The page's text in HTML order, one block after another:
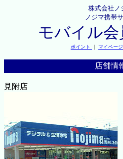
株式会社ノ
ノジマ携帯
モバイル会
ポイント ｜ マイページ
店舗情
見附店